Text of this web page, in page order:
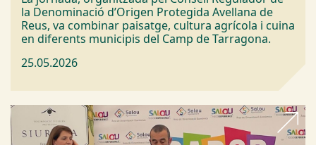
la Denominació d’Origen Protegida Avellana de
Reus, va combinar paisatge, cultura agrícola i cuina
en diferents municipis del Camp de Tarragona.
25.05.2026